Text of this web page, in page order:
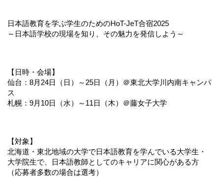
日本語教育を学ぶ学生のためのHoT-JeT合宿2025
～日本語学校の現場を知り、その魅力を発信しよう～
【日時・会場】
仙台：8月24日（日）～25日（月）＠東北大学川内南キャンパ
ス
札幌：9月10日（水）～11日（木）＠藤女子大学
【対象】
北海道・東北地域の大学で日本語教育を学んでいる大学生・
大学院生で、日本語教師としてのキャリアに関心がある方
（応募者多数の場合は選考）